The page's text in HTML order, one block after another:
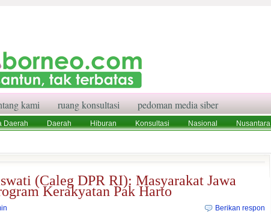
kami ruang konsultasi pedoman media siber
Daerah Daerah Hiburan Konsultasi Nasional Nusantara
(Caleg DPR RI): Masyarakat Jawa
Kerakyatan Pak Harto
Berikan respon